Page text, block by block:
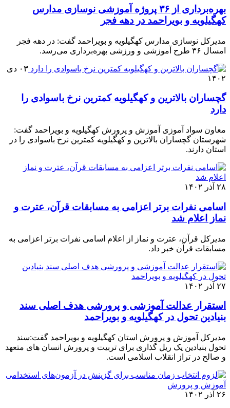
بهره‌برداری از ۳۶ پروژه آموزشی نوسازی مدارس
کهگیلویه و بویراحمد در دهه فجر
مدیرکل نوسازی مدارس کهگیلویه و بویراحمد گفت: در دهه فجر
امسال ۳۶ طرح آموزشی و ورزشی بهره‌برداری می‌رسد.
۰۳ دی
۱۴۰۲
گچساران بالاترین و کهگیلویه کمترین نرخ باسوادی را
دارد
معاون سواد آموزی آموزش و پرورش کهگیلویه و بویراحمد گفت:
شهرستان گچساران بالاترین و کهگیلویه کمترین نرخ باسوادی را در
استان دارند.
۲۸ آذر ۱۴۰۲
اسامی نفرات برتر اعزامی به مسابقات قرآن، عترت و
نماز اعلام شد
مدیرکل قرآن، عترت و نماز از اعلام اسامی نفرات برتر اعزامی به
مسابقات قرآن خبر داد.
۲۷ آذر ۱۴۰۲
استقرار عدالت آموزشی و پرورشی هدف اصلی سند
بنیادین تحول در کهگیلویه و بویراحمد
مدیرکل آموزش و پرورش استان کهگیلویه و بویراحمد گفت:سند
تحول بنیادین یک ریل گذاری برای تربیت و پرورش انسان های متعهد
و صالح در تراز انقلاب اسلامی است.
۲۶ آذر ۱۴۰۲